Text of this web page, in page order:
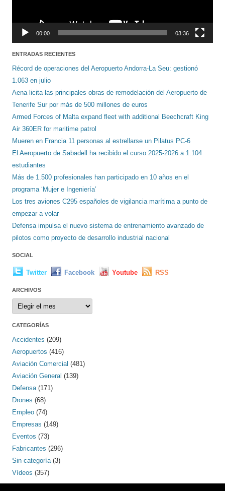
00:00 03:36
ENTRADAS RECIENTES
Récord de operaciones del Aeropuerto Andorra-La Seu: gestionó
1.063 en julio
Aena licita las principales obras de remodelación del Aeropuerto de
Tenerife Sur por más de 500 millones de euros
Armed Forces of Malta expand fleet with additional Beechcraft King
Air 360ER for maritime patrol
Mueren en Francia 11 personas al estrellarse un Pilatus PC-6
El Aeropuerto de Sabadell ha recibido el curso 2025-2026 a 1.104
estudiantes
Más de 1.500 profesionales han participado en 10 años en el
programa ‘Mujer e Ingeniería’
Los tres aviones C295 españoles de vigilancia marítima a punto de
empezar a volar
Defensa impulsa el nuevo sistema de entrenamiento avanzado de
pilotos como proyecto de desarrollo industrial nacional
SOCIAL
Twitter Facebook Youtube RSS
ARCHIVOS
Archivos
CATEGORÍAS
Accidentes (209)
Aeropuertos (416)
Aviación Comercial (481)
Aviación General (139)
Defensa (171)
Drones (68)
Empleo (74)
Empresas (149)
Eventos (73)
Fabricantes (296)
Sin categoría (3)
Vídeos (357)